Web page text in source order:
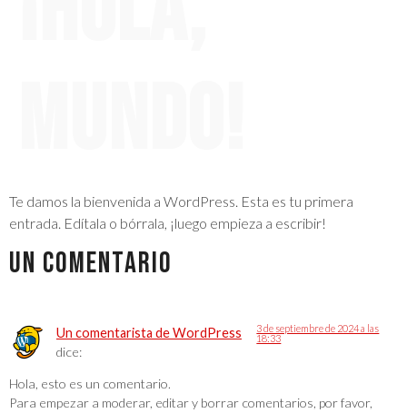
Te damos la bienvenida a WordPress. Esta es tu primera
entrada. Edítala o bórrala, ¡luego empieza a escribir!
Un comentario
Un comentarista de WordPress
dice:
3 de septiembre de 2024 a las
18:33
Hola, esto es un comentario.
Para empezar a moderar, editar y borrar comentarios, por favor,